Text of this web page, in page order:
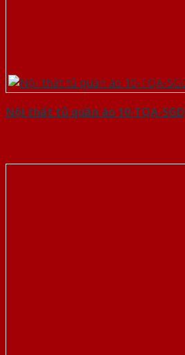
Nội thất tủ quần áo 10-TQA-SGD